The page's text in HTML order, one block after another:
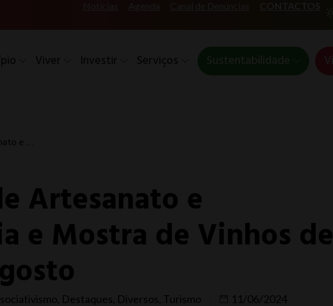
Artesanato e
e Mostra de Vinhos de
, Destaques, Diversos, Turismo 11/06/2024